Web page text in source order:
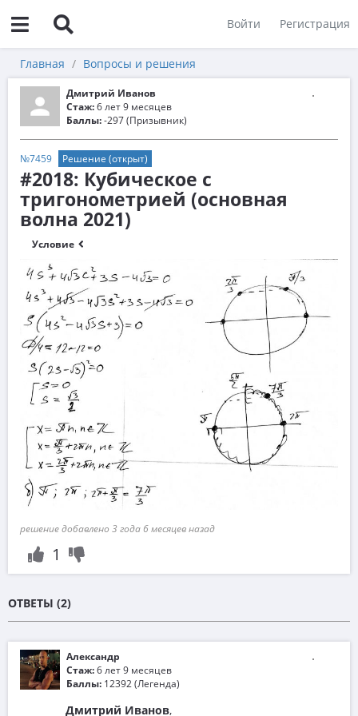
Войти Регистрация
Главная Вопросы и решения
Дмитрий Иванов
Стаж:6 лет 9 месяцев
Баллы:-297 (Призывник)
№7459 Решение (открыт)
#2018: Кубическое с
тригонометрией (основная
волна 2021)
Условие
решение добавлено 3 года 6 месяцев назад
1
ОТВЕТЫ (2)
Александр
Стаж:6 лет 9 месяцев
Баллы: 12392 (Легенда)
Дмитрий Иванов,